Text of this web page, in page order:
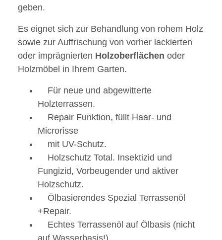
geben.
Es eignet sich zur Behandlung von rohem Holz
sowie zur Auffrischung von vorher lackierten
oder imprägnierten Holzoberflächen oder
Holzmöbel in Ihrem Garten.
Für neue und abgewitterte
Holzterrassen.
Repair Funktion, füllt Haar- und
Microrisse
mit UV-Schutz.
Holzschutz Total. Insektizid und
Fungizid, Vorbeugender und aktiver
Holzschutz.
Ölbasierendes Spezial Terrassenöl
+Repair.
Echtes Terrassenöl auf Ölbasis (nicht